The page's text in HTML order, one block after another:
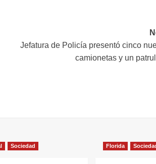
Jefatura de Policía presentó cinco
camionetas y un
Sociedad Florida